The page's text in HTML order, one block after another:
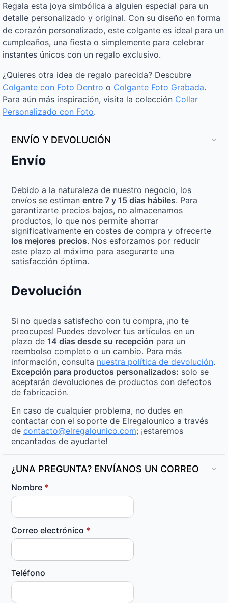
Regala esta joya simbólica a alguien especial para un
detalle personalizado y original. Con su diseño en forma
de corazón personalizado, este colgante es ideal para un
cumpleaños, una fiesta o simplemente para celebrar
instantes únicos con un regalo exclusivo.
¿Quieres otra idea de regalo parecida? Descubre
Colgante con Foto Dentro o Colgante Foto Grabada.
Para aún más inspiración, visita la colección Collar
Personalizado con Foto.
ENVÍO Y DEVOLUCIÓN
Envío
Debido a la naturaleza de nuestro negocio, los
envíos se estiman entre 7 y 15 días hábiles. Para
garantizarte precios bajos, no almacenamos
productos, lo que nos permite ahorrar
significativamente en costes de compra y ofrecerte
los mejores precios. Nos esforzamos por reducir
este plazo al máximo para asegurarte una
satisfacción óptima.
Devolución
Si no quedas satisfecho con tu compra, ¡no te
preocupes! Puedes devolver tus artículos en un
plazo de 14 días desde su recepción para un
reembolso completo o un cambio. Para más
información, consulta nuestra política de devolución.
Excepción para productos personalizados: solo se
aceptarán devoluciones de productos con defectos
de fabricación.
En caso de cualquier problema, no dudes en
contactar con el soporte de Elregalounico a través
de contacto@elregalounico.com; ¡estaremos
encantados de ayudarte!
¿UNA PREGUNTA? ENVÍANOS UN CORREO
Nombre *
Correo electrónico *
Teléfono